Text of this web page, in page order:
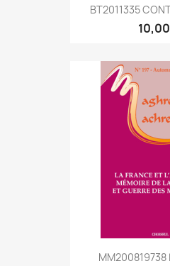
BT2011335
MM200819738